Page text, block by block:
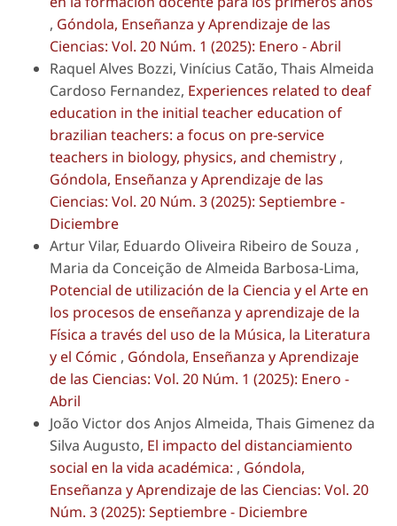
, Góndola, Enseñanza y Aprendizaje de las
Ciencias: Vol. 20 Núm. 1 (2025): Enero - Abril
Raquel Alves Bozzi, Vinícius Catão, Thais Almeida
Cardoso Fernandez, Experiences related to deaf
education in the initial teacher education of
brazilian teachers: a focus on pre-service
teachers in biology, physics, and chemistry ,
Góndola, Enseñanza y Aprendizaje de las
Ciencias: Vol. 20 Núm. 3 (2025): Septiembre -
Diciembre
Artur Vilar, Eduardo Oliveira Ribeiro de Souza ,
Maria da Conceição de Almeida Barbosa-Lima,
Potencial de utilización de la Ciencia y el Arte en
los procesos de enseñanza y aprendizaje de la
Física a través del uso de la Música, la Literatura
y el Cómic , Góndola, Enseñanza y Aprendizaje
de las Ciencias: Vol. 20 Núm. 1 (2025): Enero -
Abril
João Victor dos Anjos Almeida, Thais Gimenez da
Silva Augusto, El impacto del distanciamiento
social en la vida académica: , Góndola,
Enseñanza y Aprendizaje de las Ciencias: Vol. 20
Núm. 3 (2025): Septiembre - Diciembre